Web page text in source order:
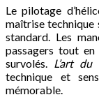
Le pilotage
maîtrise
standard. Les
passagers tout
survolés. L’art
technique et
mémorable.